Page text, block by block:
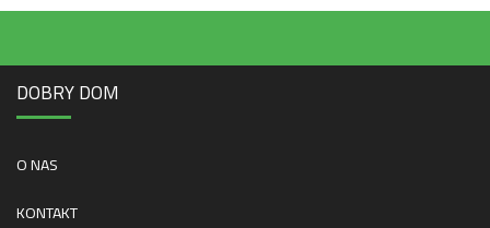
DOBRY DOM
O NAS
KONTAKT